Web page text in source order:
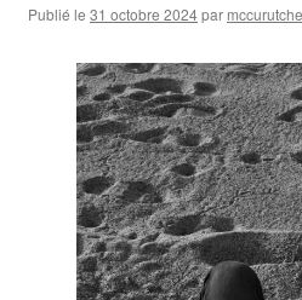
Publié le 31 octobre 2024par